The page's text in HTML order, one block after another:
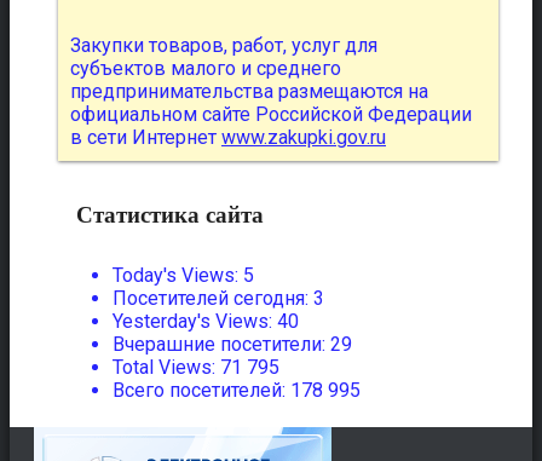
Закупки товаров, работ, услуг для
субъектов малого и среднего
предпринимательства размещаются на
официальном сайте Российской Федерации
в сети Интернет www.zakupki.gov.ru
Статистика сайта
Today's Views: 5
Посетителей сегодня: 3
Yesterday's Views: 40
Вчерашние посетители: 29
Total Views: 71 795
Всего посетителей: 178 995